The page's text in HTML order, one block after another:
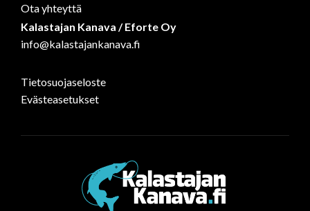
Ota yhteyttä
Kalastajan Kanava / Eforte Oy
info@kalastajankanava.fi
Tietosuojaseloste
Evästeasetukset